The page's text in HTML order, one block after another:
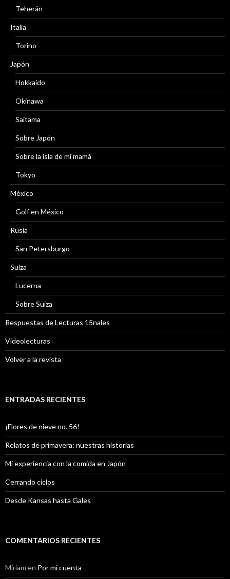
Teherán
Italia
Torino
Japón
Hokkaido
Okinawa
Saitama
Sobre Japón
Sobre la isla de mi mamá
Tokyo
México
Golf en México
Rusia
San Petersburgo
Suiza
Lucerna
Sobre Suiza
Respuestas de Lecturas 15nales
Videolecturas
Volver a la revista
ENTRADAS RECIENTES
¡Flores de nieve no. 56!
Relatos de primavera: nuestras historias
Mi experiencia con la comida en Japón
Cerrando ciclos
Desde Kansas hasta Gales
COMENTARIOS RECIENTES
Miriam en Por mi cuenta